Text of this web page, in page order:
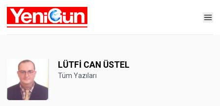
LÜTFİ CAN ÜSTEL
Tüm Yazıları